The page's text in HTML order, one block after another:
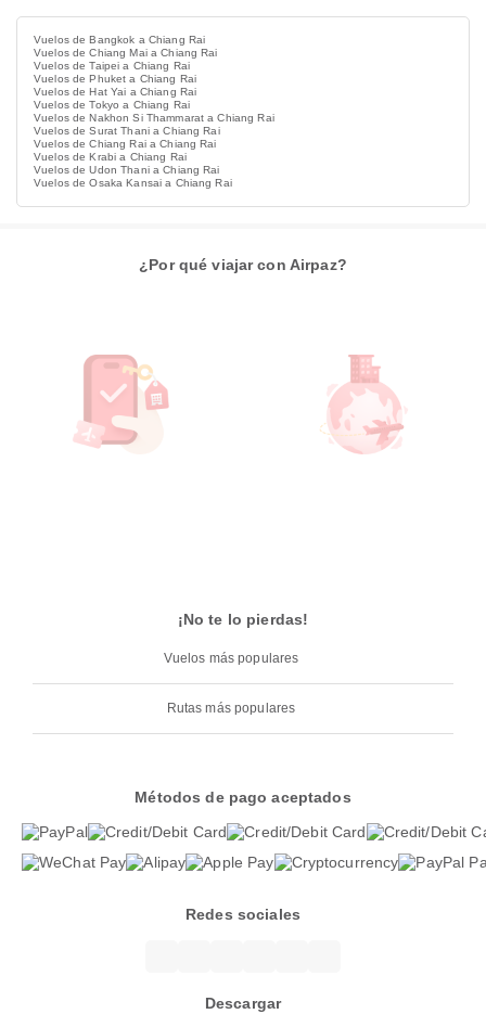
Vuelos de Bangkok a Chiang Rai
Vuelos de Chiang Mai a Chiang Rai
Vuelos de Taipei a Chiang Rai
Vuelos de Phuket a Chiang Rai
Vuelos de Hat Yai a Chiang Rai
Vuelos de Tokyo a Chiang Rai
Vuelos de Nakhon Si Thammarat a Chiang Rai
Vuelos de Surat Thani a Chiang Rai
Vuelos de Chiang Rai a Chiang Rai
Vuelos de Krabi a Chiang Rai
Vuelos de Udon Thani a Chiang Rai
Vuelos de Osaka Kansai a Chiang Rai
¿Por qué viajar con Airpaz?
¡No te lo pierdas!
Vuelos más populares
Rutas más populares
Métodos de pago aceptados
Redes sociales
Descargar